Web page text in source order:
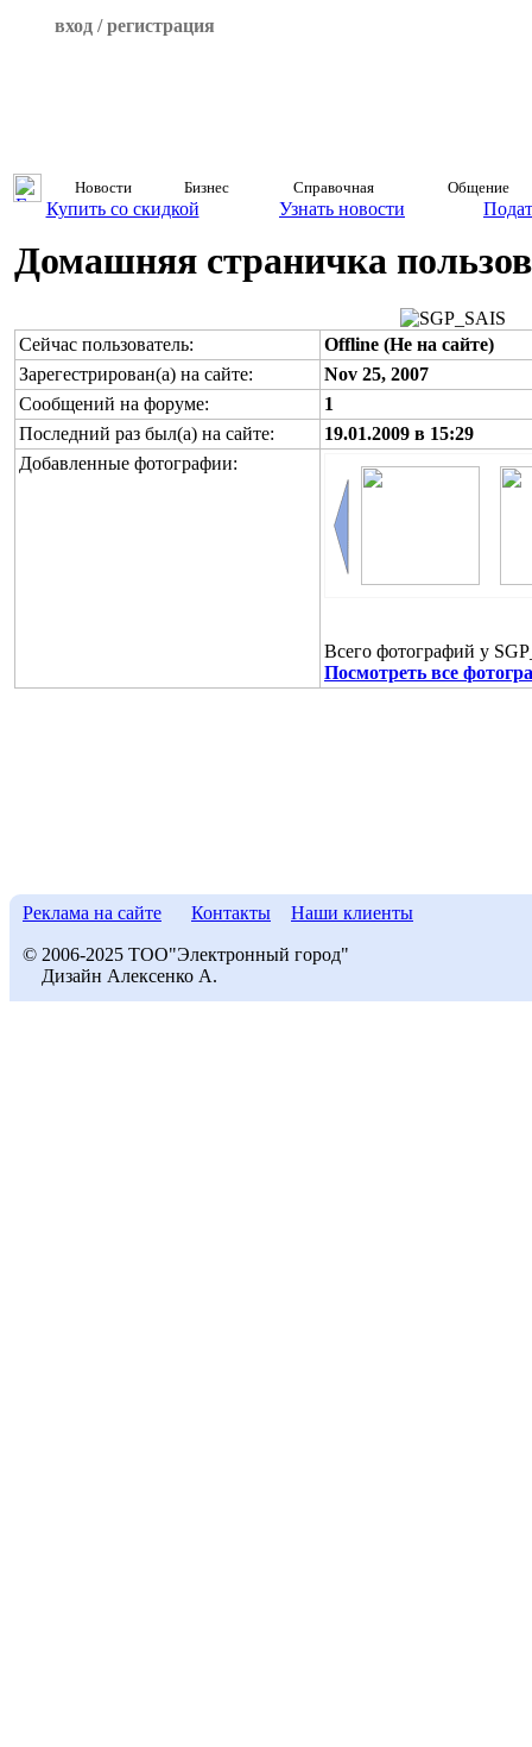
вход / регистрация
Новости Бизнес Справочная Общение
Купить со скидкой Узнать новости
Домашняя страничка
Сейчас пользователь:
Offline (Не на сайте)
Зарегестрирован(а) на сайте:
Nov 25, 2007
Сообщений на форуме:
1
Последний раз был(а) на сайте:
19.01.2009 в 15:29
Добавленные фотографии:
Всего фотографий у
Посмотреть все
Реклама на сайте Контакты Наши клиенты
© 2006-2025 ТОО"Электронный город"
Дизайн Алексенко А.